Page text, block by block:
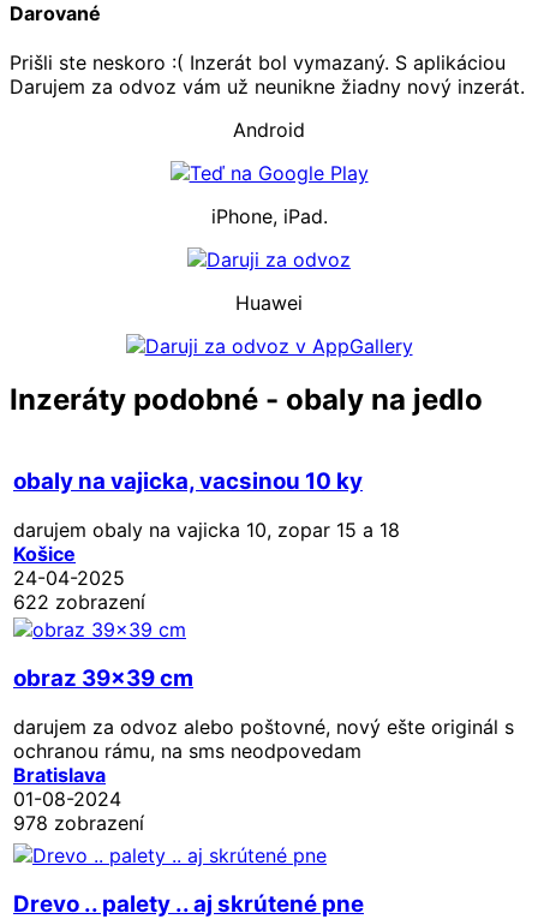
Darované
Prišli ste neskoro :( Inzerát bol vymazaný. S aplikáciou
Darujem za odvoz vám už neunikne žiadny nový inzerát.
Android
iPhone, iPad.
Huawei
Inzeráty podobné - obaly na jedlo
obaly na vajicka, vacsinou 10 ky
darujem obaly na vajicka 10, zopar 15 a 18
Košice
24-04-2025
622 zobrazení
obraz 39x39 cm
darujem za odvoz alebo poštovné, nový ešte originál s
ochranou rámu, na sms neodpovedam
Bratislava
01-08-2024
978 zobrazení
Drevo .. palety .. aj skrútené pne